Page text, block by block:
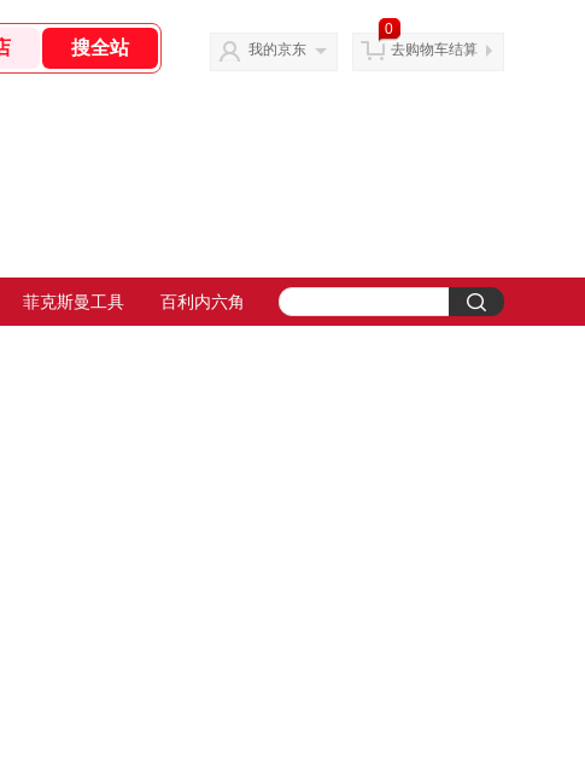
我的京东
0
去购物车结算
菲克斯曼工具 百利内六角